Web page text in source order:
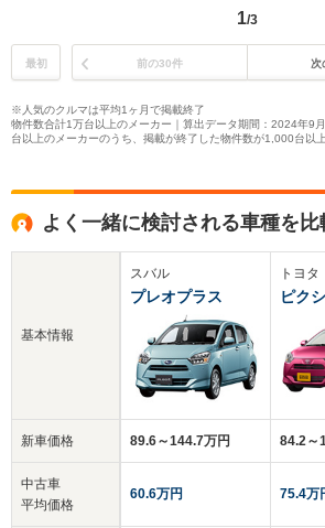
1/3
最初 前の30件 次
※人気のクルマは平均1ヶ月で掲載終了
物件数合計1万台以上のメーカー｜算出データ期間：2024年9
台以上のメーカーのうち、掲載が終了した物件数が1,000台以
よく一緒に検討される車種を比
基本情報
新車価格
中古車
平均価格
スバル
プレオプラス
89.6～144.7万円
60.6万円
トヨタ
ピク
84.2～
75.4万